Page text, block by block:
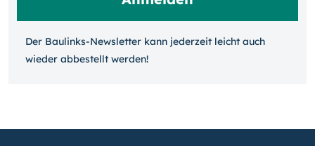
Der Baulinks-Newsletter kann jeder­zeit leicht auch
wieder ab­bestellt werden!